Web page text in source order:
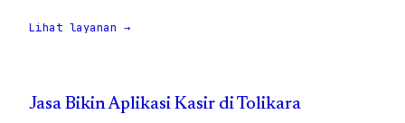
Lihat layanan →
Jasa Bikin Aplikasi Kasir di Tolikara